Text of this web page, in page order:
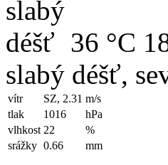
36 °C
slabý déšť,
vítr SZ, 2.31 m/s
tlak
1016
hPa
vlhkost 22
%
srážky 0.66 mm